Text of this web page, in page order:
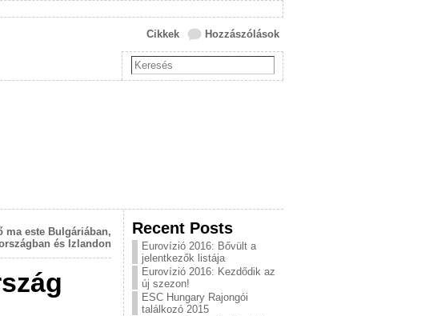
Hozzászólások
Cikkek
ma este Bulgáriában,
és Izlandon
Recent Posts
Eurovízió 2016: Bővült a
jelentkezők listája
Eurovízió 2016: Kezdődik az
új szezon!
ESC Hungary Rajongói
találkozó 2015